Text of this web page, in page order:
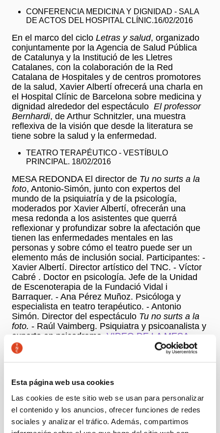
Esta página web usa cookies
Las cookies de este sitio web se usan para personalizar
el contenido y los anuncios, ofrecer funciones de redes
sociales y analizar el tráfico. Además, compartimos
CONFERENCIA MEDICINA Y DIGNIDAD - SALA
DE ACTOS DEL HOSPITAL CLÍNIC.16/02/2016
En el marco del ciclo Letras y salud, organizado
conjuntamente por la Agencia de Salud Pública
de Catalunya y la Institució de les Lletres
Catalanes, con la colaboración de la Red
Catalana de Hospitales y de centros promotores
de la salud, Xavier Albertí ofrecerá una charla en
el Hospital Clínic de Barcelona sobre medicina y
dignidad alrededor del espectáculo El professor
Bernhardi, de Arthur Schnitzler, una muestra
reflexiva de la visión que desde la literatura se
tiene sobre la salud y la enfermedad.
TEATRO TERAPÉUTICO - VESTÍBULO
PRINCIPAL. 18/02/2016
MESA REDONDA El director de Tu no surts a la
foto, Antonio-Simón, junto con expertos del
mundo de la psiquiatría y de la psicología,
moderados por Xavier Albertí, ofrecerán una
mesa redonda a los asistentes que querrá
reflexionar y profundizar sobre la afectación que
tienen las enfermedades mentales en las
personas y sobre cómo el teatro puede ser un
elemento más de inclusión social. Participantes: -
Xavier Albertí. Director artístico del TNC. - Víctor
Cabré . Doctor en psicología. Jefe de la Unidad
de Escenoterapia de la Fundació Vidal i
Barraquer. - Ana Pérez Muñoz. Psicóloga y
especialista en teatro terapéutico. - Antonio
Simón. Director del espectáculo Tu no surts a la
foto. - Raúl Vaimberg. Psiquiatra y psicoanalista y
experto en psicodrama. VIDEO DE LA MESA
REDONDA
COLOQUIO CON VIRGINIA RANGEL - SALA
El coloquio sobre
la presencia deVirginia Rangel, de la Unidad de
Psicoterapia del Hospital de Sant Pau,Enric
Nolla, autor de la obra,Antonio-Simón, director
del espectáculo y el equipo artístico. Virginia